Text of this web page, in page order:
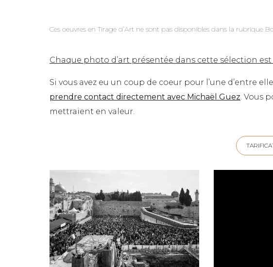
Ces oeuvres en Tirage d’Art ne sont pas disponibles dans la rubrique
Chaque photo d’art présentée dans cette sélection
Si vous avez eu un coup de coeur pour l’une d’entre
prendre contact directement avec Michaël Guez. Vous
mettraient en valeur.